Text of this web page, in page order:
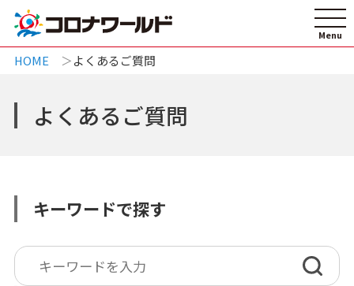
HOME よくあるご質問
よくあるご質問
キーワードで探す